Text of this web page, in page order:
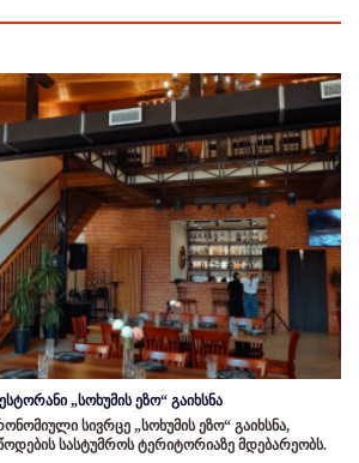
„სოხუმის ეზო“ გაიხსნა
სივრცე „სოხუმის ეზო“ გაიხსნა,
სასტუმროს ტერიტორიაზე მდებარეობს.